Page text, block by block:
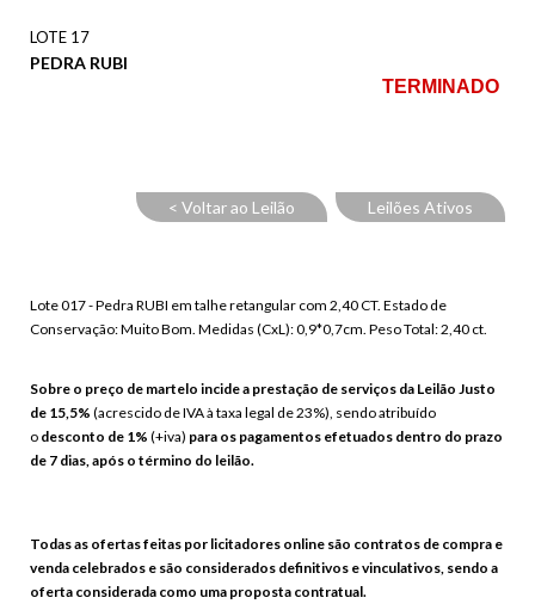
LOTE 17
PEDRA RUBI
TERMINADO
< Voltar ao Leilão Leilões Ativos
Lote 017 - Pedra RUBI em talhe retangular com 2,40 CT. Estado de
Conservação: Muito Bom. Medidas (CxL): 0,9*0,7cm. Peso Total: 2,40 ct.
Sobre o preço de martelo incide a prestação de serviços da Leilão Justo
de 15,5% (acrescido de IVA à taxa legal de 23%), sendo atribuído
o desconto de 1% (+iva) para os pagamentos efetuados dentro do prazo
de 7 dias, após o término do leilão.
Todas as ofertas feitas por licitadores online são contratos de compra e
venda celebrados e são considerados definitivos e vinculativos, sendo a
oferta considerada como uma proposta contratual.